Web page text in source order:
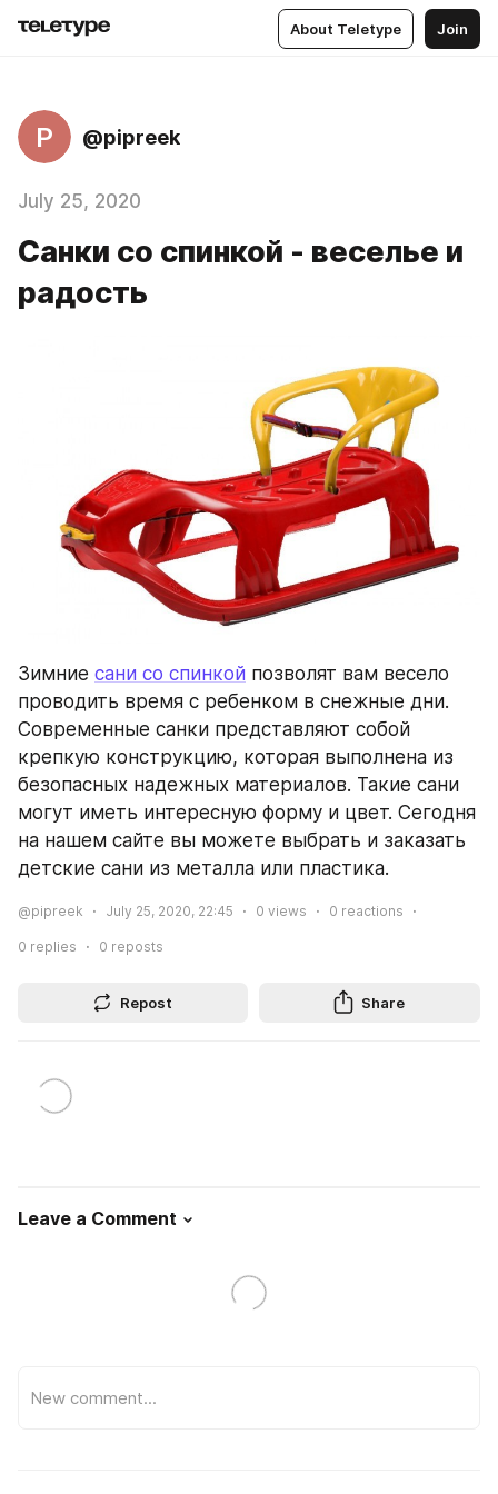
About Teletype Join
P @pipreek
July 25, 2020
Санки со спинкой - веселье и
радость
Зимние сани со спинкой позволят вам весело
проводить время с ребенком в снежные дни.
Современные санки представляют собой
крепкую конструкцию, которая выполнена из
безопасных надежных материалов. Такие сани
могут иметь интересную форму и цвет. Сегодня
на нашем сайте вы можете выбрать и заказать
детские сани из металла или пластика.
@pipreek July 25, 2020, 22:45 0 views 0 reactions
0 replies 0 reposts
Repost Share
Leave a Comment